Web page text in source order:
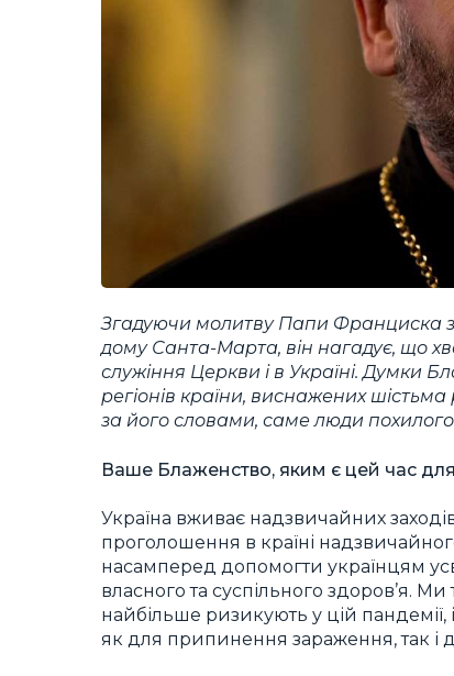
Згадуючи молитву Папи Франциска
дому Санта-Марта, він нагадує, що
служіння Церкви і в Україні. Думки
регіонів країни, виснажених
за його словами, саме люди похилого
Ваше Блаженство, яким є цей час
Україна вживає надзвичайних
проголошення в країні
насамперед допомогти українцям
власного та суспільного здоров’я.
найбільше ризикують у цій пандемії,
як для припинення зараження, так і